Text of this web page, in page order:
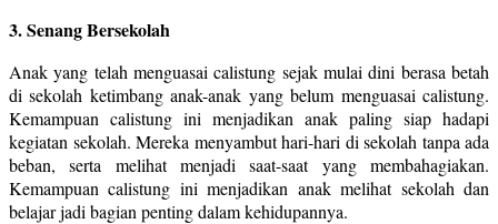
3. Senang Bersekolah
Anak yang telah menguasai calistung sejak mulai dini berasa betah
di sekolah ketimbang anak-anak yang belum menguasai calistung.
Kemampuan calistung ini menjadikan anak paling siap hadapi
kegiatan sekolah. Mereka menyambut hari-hari di sekolah tanpa ada
beban, serta melihat menjadi saat-saat yang membahagiakan.
Kemampuan calistung ini menjadikan anak melihat sekolah dan
belajar jadi bagian penting dalam kehidupannya.